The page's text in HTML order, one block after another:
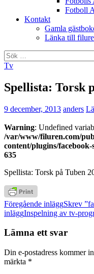
Fotboll
Kontakt
Gamla
Länka till
Sök
efter:
Tv
Spellista: Torsk
9 december, 2013 anders
Warning: Undefined
/var/www/filuren.com/
content/plugins/
635
Spellista: Torsk på Tuben
Föregående inläggSkrev
inläggInspelning av tv-
Lämna ett svar
Din e-postadress kommer
märkta *